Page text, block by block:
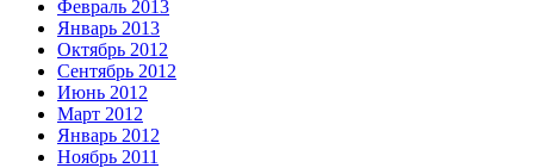
Февраль 2013
Январь 2013
Октябрь 2012
Сентябрь 2012
Июнь 2012
Март 2012
Январь 2012
Ноябрь 2011